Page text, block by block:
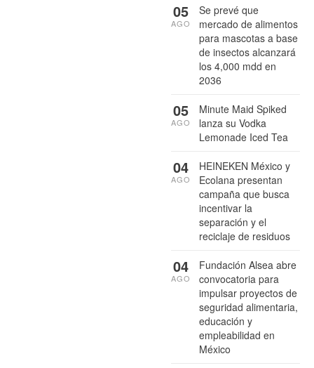
Se prevé que
mercado de alimentos
para mascotas a base
de insectos alcanzará
los 4,000 mdd en
2036
05
AGO
Minute Maid Spiked
lanza su Vodka
Lemonade Iced Tea
05
AGO
HEINEKEN México y
Ecolana presentan
campaña que busca
incentivar la
separación y el
reciclaje de residuos
04
AGO
Fundación Alsea abre
convocatoria para
impulsar proyectos de
seguridad alimentaria,
educación y
empleabilidad en
México
04
AGO